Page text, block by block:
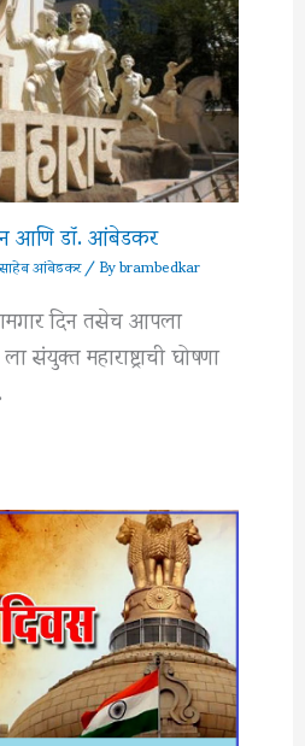
आणि डॉ. आंबेडकर
आंबेडकर/ Bybrambedkar
दिन तसेच आपला
संयुक्त महाराष्ट्राची घोषणा